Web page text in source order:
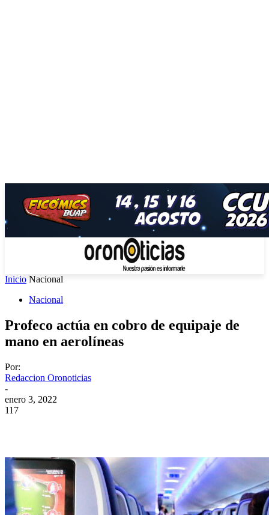
Inicio Nacional
Nacional
Profeco actúa en cobro de equipaje de
mano en aerolíneas
Por:
Redaccion Oronoticias
-
enero 3, 2022
117